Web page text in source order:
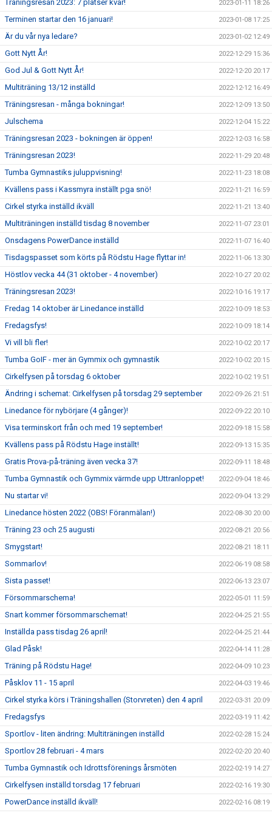
Träningsresan 2023: 7 platser kvar! 2023-01-11 18:26
Terminen startar den 16 januari! 2023-01-08 17:25
Är du vår nya ledare? 2023-01-02 12:49
Gott Nytt År! 2022-12-29 15:36
God Jul & Gott Nytt År! 2022-12-20 20:17
Multiträning 13/12 inställd 2022-12-12 16:49
Träningsresan - många bokningar! 2022-12-09 13:50
Julschema 2022-12-04 15:22
Träningsresan 2023 - bokningen är öppen! 2022-12-03 16:58
Träningsresan 2023! 2022-11-29 20:48
Tumba Gymnastiks juluppvisning! 2022-11-23 18:08
Kvällens pass i Kassmyra inställt pga snö! 2022-11-21 16:59
Cirkel styrka inställd ikväll 2022-11-21 13:40
Multiträningen inställd tisdag 8 november 2022-11-07 23:01
Onsdagens PowerDance inställd 2022-11-07 16:40
Tisdagspasset som körts på Rödstu Hage flyttar in! 2022-11-06 13:30
Höstlov vecka 44 (31 oktober - 4 november) 2022-10-27 20:02
Träningsresan 2023! 2022-10-16 19:17
Fredag 14 oktober är Linedance inställd 2022-10-09 18:53
Fredagsfys! 2022-10-09 18:14
Vi vill bli fler! 2022-10-02 20:17
Tumba GoIF - mer än Gymmix och gymnastik 2022-10-02 20:15
Cirkelfysen på torsdag 6 oktober 2022-10-02 19:51
Ändring i schemat: Cirkelfysen på torsdag 29 september 2022-09-26 21:51
Linedance för nybörjare (4 gånger)! 2022-09-22 20:10
Visa terminskort från och med 19 september! 2022-09-18 15:58
Kvällens pass på Rödstu Hage inställt! 2022-09-13 15:35
Gratis Prova-på-träning även vecka 37! 2022-09-11 18:48
Tumba Gymnastik och Gymmix värmde upp Uttranloppet! 2022-09-04 18:46
Nu startar vi! 2022-09-04 13:29
Linedance hösten 2022 (OBS! Föranmälan!) 2022-08-30 20:00
Träning 23 och 25 augusti 2022-08-21 20:56
Smygstart! 2022-08-21 18:11
Sommarlov! 2022-06-19 08:58
Sista passet! 2022-06-13 23:07
Försommarschema! 2022-05-01 11:59
Snart kommer försommarschemat! 2022-04-25 21:55
Inställda pass tisdag 26 april! 2022-04-25 21:44
Glad Påsk! 2022-04-14 11:28
Träning på Rödstu Hage! 2022-04-09 10:23
Påsklov 11 - 15 april 2022-04-03 19:46
Cirkel styrka körs i Träningshallen (Storvreten) den 4 april 2022-03-31 20:09
Fredagsfys 2022-03-19 11:42
Sportlov - liten ändring: Multiträningen inställd 2022-02-28 15:24
Sportlov 28 februari - 4 mars 2022-02-20 20:40
Tumba Gymnastik och Idrottsförenings årsmöten 2022-02-19 14:27
Cirkelfysen inställd torsdag 17 februari 2022-02-16 19:30
PowerDance inställd ikväll! 2022-02-16 08:19